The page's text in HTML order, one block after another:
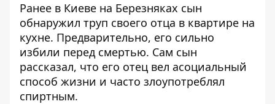
Ранее в Киеве на Березняках сын
обнаружил труп своего отца в квартире на
кухне. Предварительно, его сильно
избили перед смертью. Сам сын
рассказал, что его отец вел асоциальный
способ жизни и часто злоупотреблял
спиртным.